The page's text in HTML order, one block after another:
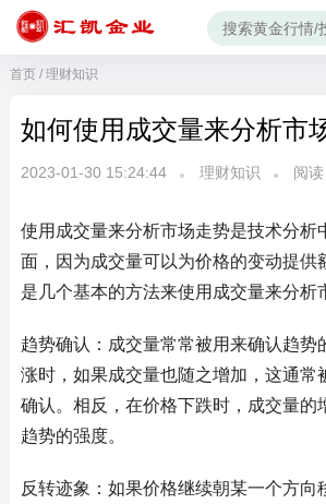
首页/ 理财知识
如何使用成交量来分析市
2023-01-30 15:24:44 理财知识 阅读
使用成交量来分析市场走势是技术分析
面，因为成交量可以为价格的变动提供
是几个基本的方法来使用成交量来分析
趋势确认：成交量常常被用来确认趋势
涨时，如果成交量也随之增加，这通常
确认。相反，在价格下跌时，成交量的
趋势的强度。
反转迹象：如果价格继续朝某一个方向